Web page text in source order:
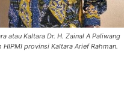
atau Kaltara Dr. H. Zainal A Paliwang
provinsi Kaltara Arief Rahman.